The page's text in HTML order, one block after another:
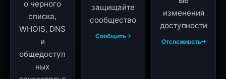
о черного
списка,
WHOIS, DNS
и
общедоступ
ных
защищайте
сообщество
Сообщить
изменения
доступности
Отслеживать